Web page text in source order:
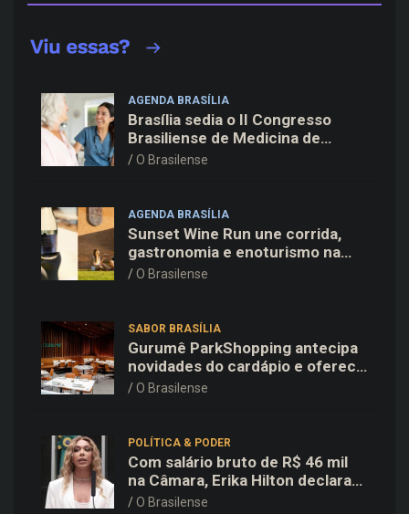
AGENDA BRASÍLIA
Brasília sedia o II Congresso
Brasiliense de Medicina de
Família e Comunidade na Fiocruz
O Brasilense
AGENDA BRASÍLIA
Sunset Wine Run une corrida,
gastronomia e enoturismo na
Vinícola Brasília
O Brasilense
SABOR BRASÍLIA
Gurumê ParkShopping antecipa
novidades do cardápio e oferece
25% de desconto no delivery
O Brasilense
POLÍTICA & PODER
Com salário bruto de R$ 46 mil
na Câmara, Erika Hilton declara
patrimônio de R$ 15,9 mil ao TSE
O Brasilense